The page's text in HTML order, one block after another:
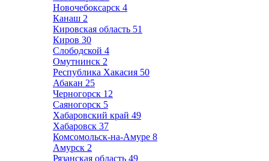
Новочебоксарск 4
Канаш 2
Кировская область 51
Киров 30
Слободской 4
Омутнинск 2
Республика Хакасия 50
Абакан 25
Черногорск 12
Саяногорск 5
Хабаровский край 49
Хабаровск 37
Комсомольск-на-Амуре 8
Амурск 2
Рязанская область 49